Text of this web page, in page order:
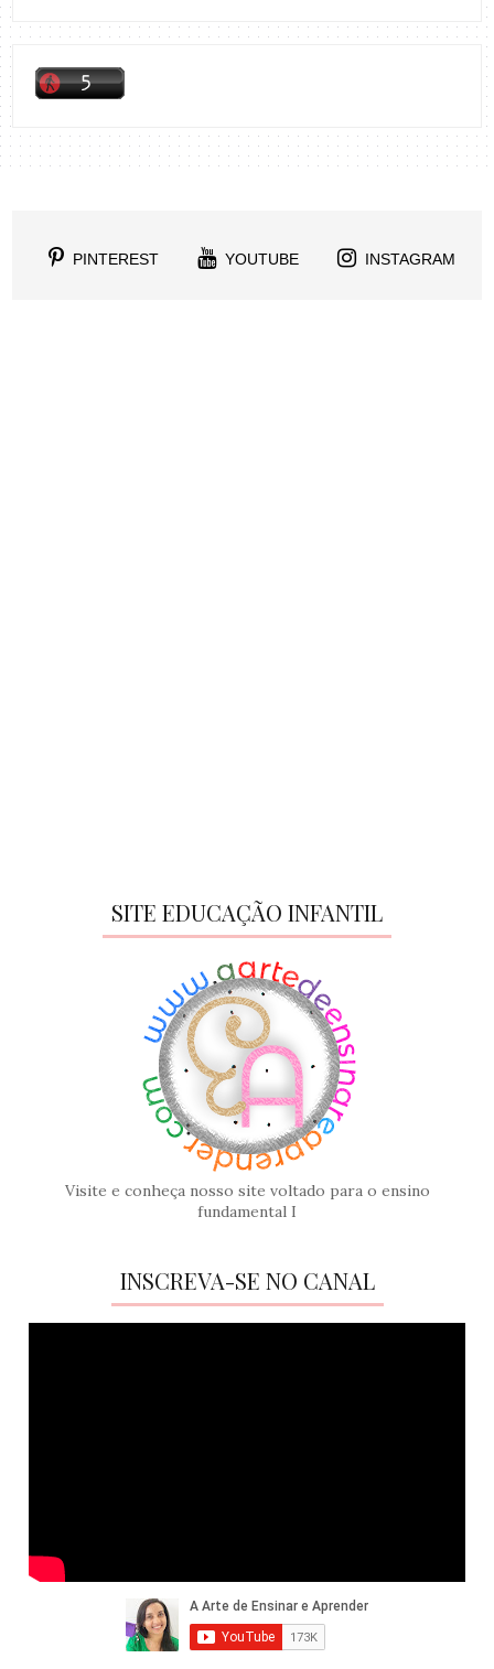
PINTEREST YOUTUBE INSTAGRAM
SITE EDUCAÇÃO INFANTIL
Visite e conheça nosso site voltado para o ensino
fundamental I
INSCREVA-SE NO CANAL